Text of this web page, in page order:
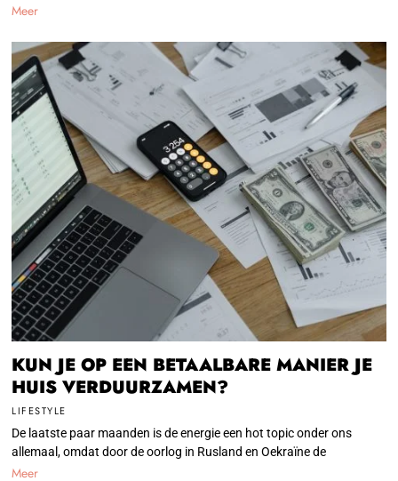
Meer
KUN JE OP EEN BETAALBARE MANIER JE
HUIS VERDUURZAMEN?
LIFESTYLE
De laatste paar maanden is de energie een hot topic onder ons
allemaal, omdat door de oorlog in Rusland en Oekraïne de
Meer